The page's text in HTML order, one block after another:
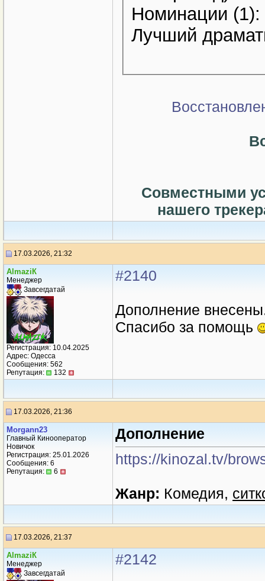
Номинации (1):
Лучший
Совместными
нашего
17.03.2026, 21:32
AlmaziК
Менеджер
Завсегдатай
Регистрация: 10.04.2025
Адрес: Одесса
Сообщения: 562
Репутация:
132
#2140
Дополнение
Спасибо за помощь
17.03.2026, 21:36
Morgann23
Главный Кинооператор
Новичок
Регистрация: 25.01.2026
Сообщения: 6
Репутация:
6
Дополнение
https://kinozal.tv/
Жанр: Комедия,
17.03.2026, 21:37
AlmaziК
Менеджер
Завсегдатай
#2142